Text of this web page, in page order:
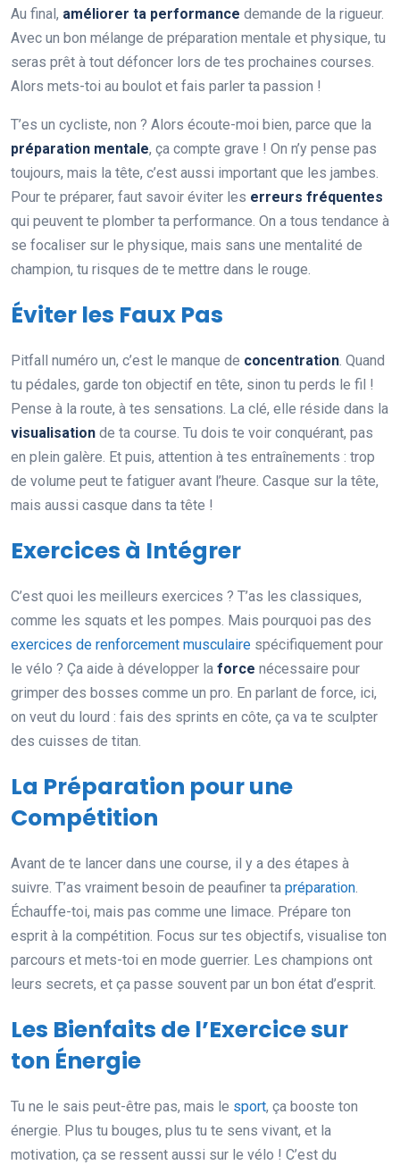
Au final, améliorer ta performance demande de la rigueur.
Avec un bon mélange de préparation mentale et physique, tu
seras prêt à tout défoncer lors de tes prochaines courses.
Alors mets-toi au boulot et fais parler ta passion !
T’es un cycliste, non ? Alors écoute-moi bien, parce que la
préparation mentale, ça compte grave ! On n’y pense pas
toujours, mais la tête, c’est aussi important que les jambes.
Pour te préparer, faut savoir éviter les erreurs fréquentes
qui peuvent te plomber ta performance. On a tous tendance à
se focaliser sur le physique, mais sans une mentalité de
champion, tu risques de te mettre dans le rouge.
Éviter les Faux Pas
Pitfall numéro un, c’est le manque de concentration. Quand
tu pédales, garde ton objectif en tête, sinon tu perds le fil !
Pense à la route, à tes sensations. La clé, elle réside dans la
visualisation de ta course. Tu dois te voir conquérant, pas
en plein galère. Et puis, attention à tes entraînements : trop
de volume peut te fatiguer avant l’heure. Casque sur la tête,
mais aussi casque dans ta tête !
Exercices à Intégrer
C’est quoi les meilleurs exercices ? T’as les classiques,
comme les squats et les pompes. Mais pourquoi pas des
exercices de renforcement musculaire spécifiquement pour
le vélo ? Ça aide à développer la force nécessaire pour
grimper des bosses comme un pro. En parlant de force, ici,
on veut du lourd : fais des sprints en côte, ça va te sculpter
des cuisses de titan.
La Préparation pour une
Compétition
Avant de te lancer dans une course, il y a des étapes à
suivre. T’as vraiment besoin de peaufiner ta préparation.
Échauffe-toi, mais pas comme une limace. Prépare ton
esprit à la compétition. Focus sur tes objectifs, visualise ton
parcours et mets-toi en mode guerrier. Les champions ont
leurs secrets, et ça passe souvent par un bon état d’esprit.
Les Bienfaits de l’Exercice sur
ton Énergie
Tu ne le sais peut-être pas, mais le sport, ça booste ton
énergie. Plus tu bouges, plus tu te sens vivant, et la
motivation, ça se ressent aussi sur le vélo ! C’est du